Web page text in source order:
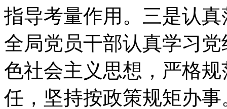
指导考量作用。三是认
全局党员干部认真学习
色社会主义思想，严格
任，坚持按政策规矩办